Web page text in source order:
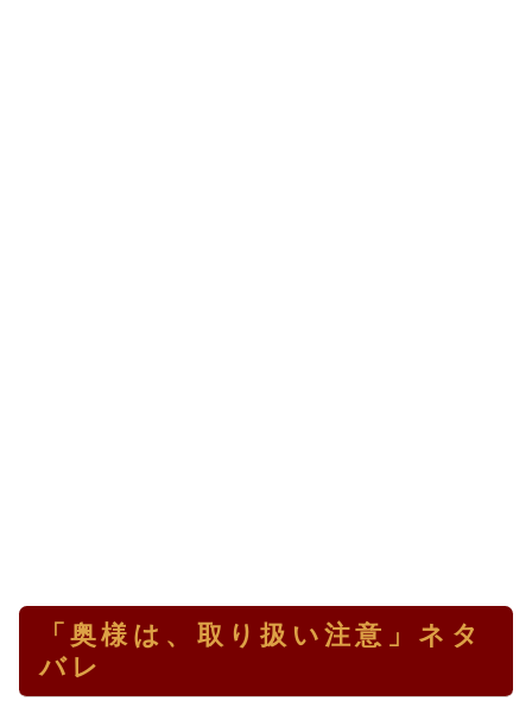
「奥様は、取り扱い注意」ネタ
バレ